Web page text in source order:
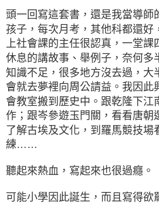
頭一回寫這套書，還是我當導師
孩子，每次月考，其他科都還好
上社會課的主任很認真，一堂課
休息的講故事、舉例子，奈何多
知識不足，很多地方沒去過，大
會就去夢裡向周公請益。我因此
會教室搬到歷史中。跟乾隆下江
作；跟岑參遊玉門關，看看唐朝
了解古埃及文化，到羅馬競技場
練……
聽起來熱血，寫起來也很過癮。
可能小學因此誕生，而且寫得欲